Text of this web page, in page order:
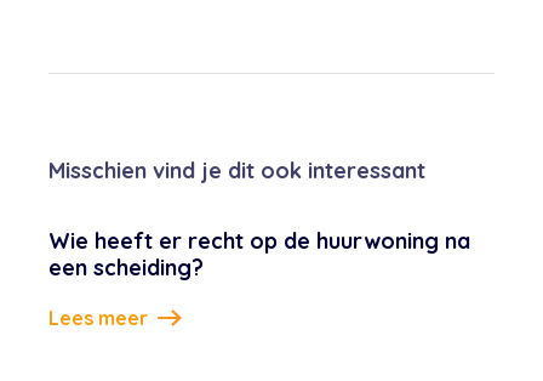
Misschien vind je dit ook interessant
Wie heeft er recht op de huurwoning na
een scheiding?
Lees meer